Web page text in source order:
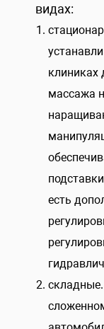
видах:
клиниках
массажа
есть